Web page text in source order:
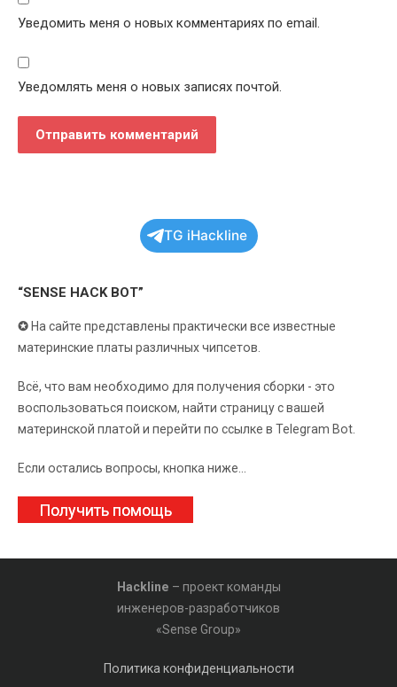
Уведомить меня о новых комментариях по email.
Уведомлять меня о новых записях почтой.
TG iHackline
“SENSE HACK BOT”
✪ На сайте представлены практически все известные
материнские платы различных чипсетов.
Всё, что вам необходимо для получения сборки - это
воспользоваться поиском, найти страницу с вашей
материнской платой и перейти по ссылке в Telegram Bot.
Если остались вопросы, кнопка ниже...
Получить помощь
Hackline – проект команды
инженеров-разработчиков
«Sense Group»
Политика конфиденциальности